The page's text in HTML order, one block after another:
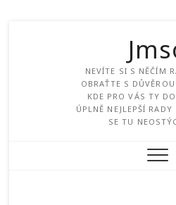
NEVÍTE SI S NĚČÍM
OBRAŤTE S
KDE PRO VÁS TY
ÚPLNĚ NEJLEPŠÍ
SE TU